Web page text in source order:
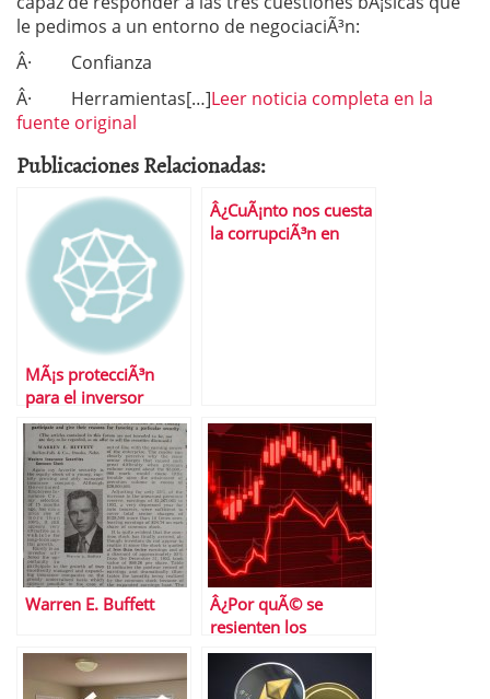
le pedimos a un entorno de negociaciÃ³n:
Â· Confianza
Â· Herramientas[…]Leer noticia completa en la
fuente original
Publicaciones Relacionadas:
MÃ¡s protecciÃ³n
para el inversor
minorista, cinco
aÃ±os despuÃ©s de
los primeros
problemas con
preferentes
Â¿CuÃ¡nto nos cuesta
la corrupciÃ³n en
Warren E. Buffett
Â¿Por quÃ© se
resienten los
mercados asiÃ¡ticos
de la guerra en